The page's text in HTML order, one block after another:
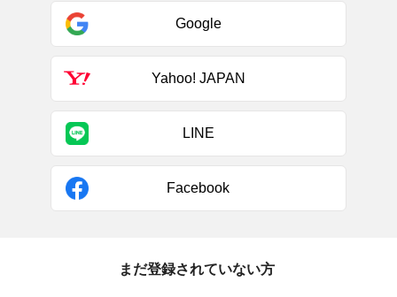
Google
Yahoo! JAPAN
LINE
Facebook
まだ登録されていない方